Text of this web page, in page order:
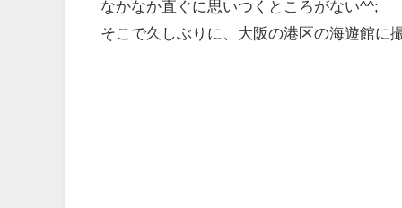
なかなか直ぐに思いつくところがない^^;
そこで久しぶりに、大阪の港区の海遊館に